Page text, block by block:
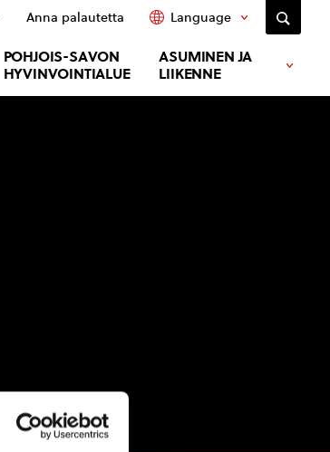
POHJOIS-SAVON
HYVINVOINTIALUE
ASUMINEN JA
LIIKENNE
Anna palautetta Language